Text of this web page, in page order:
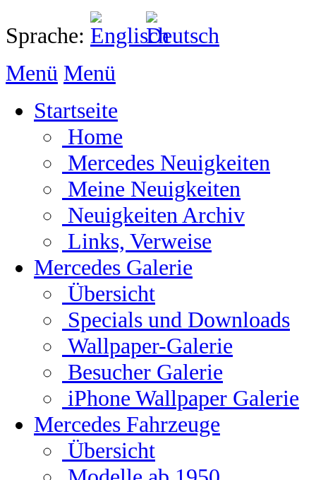
Sprache:
Menü Menü
Startseite
Home
Mercedes Neuigkeiten
Meine Neuigkeiten
Neuigkeiten Archiv
Links, Verweise
Mercedes Galerie
Übersicht
Specials und Downloads
Wallpaper-Galerie
Besucher Galerie
iPhone Wallpaper Galerie
Mercedes Fahrzeuge
Übersicht